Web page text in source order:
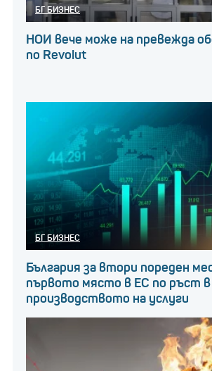
БГ БИЗНЕС
НОИ вече може на превежда
по Revolut
БГ БИЗНЕС
България за втори пореден
първото място в ЕС по ръст в
производството на услуги